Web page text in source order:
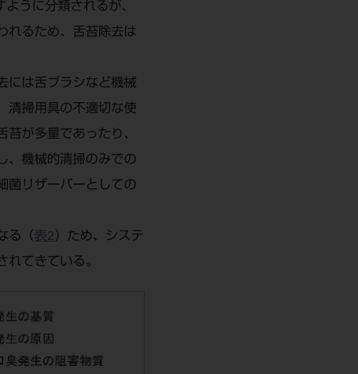
ように分類されるが、
れるため、舌苔除去は
には舌ブラシなど機械
清掃用具の不適切な使
が多量であったり、
、機械的清掃のみでの
菌リザーバーとしての
る（ 表2 ）ため、システ
てきている。